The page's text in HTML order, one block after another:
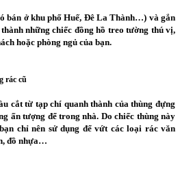
bán ở khu phố Huế, Đê La Thành…) và gắn
những chiếc đồng hồ treo tường thú vị,
hoặc phòng ngủ của bạn.
rác cũ
cắt từ tạp chí quanh thành của thùng đựng
ấn tượng để trong nhà. Do chiếc thùng này
chỉ nên sử dụng để vứt các loại rác văn
đồ nhựa…